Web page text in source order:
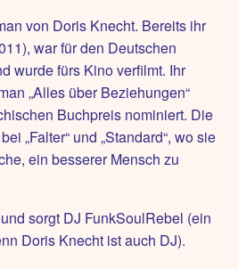
von Doris Knecht. Bereits ihr
war für den Deutschen
wurde fürs Kino verfilmt. Ihr
„Alles über Beziehungen“
Buchpreis nominiert. Die
„Falter“ und „Standard“, wo sie
ein besserer Mensch zu
sorgt DJ FunkSoulRebel (ein
Doris Knecht ist auch DJ).